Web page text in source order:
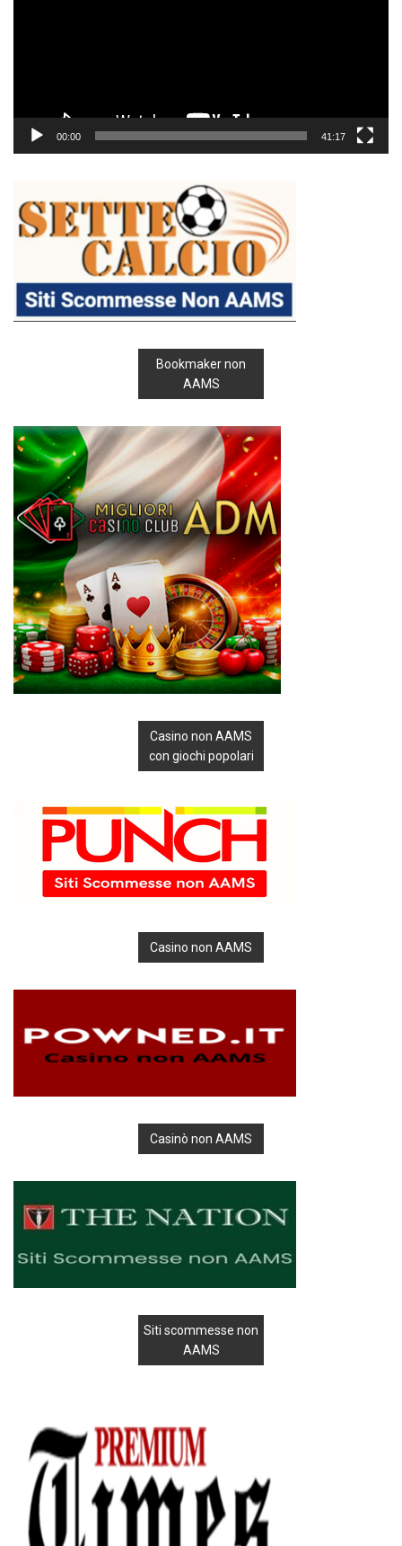
00:00 41:17
Bookmaker non
AAMS
Casino non AAMS
con giochi popolari
Casino non AAMS
Casinò non AAMS
Siti scommesse non
AAMS